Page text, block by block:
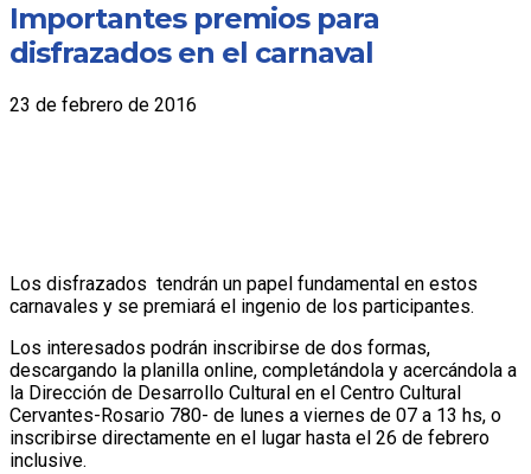
Importantes premios para
disfrazados en el carnaval
23 de febrero de 2016
Los disfrazados tendrán un papel fundamental en estos
carnavales y se premiará el ingenio de los participantes.
Los interesados podrán inscribirse de dos formas,
descargando la planilla online, completándola y acercándola a
la Dirección de Desarrollo Cultural en el Centro Cultural
Cervantes-Rosario 780- de lunes a viernes de 07 a 13 hs, o
inscribirse directamente en el lugar hasta el 26 de febrero
inclusive.